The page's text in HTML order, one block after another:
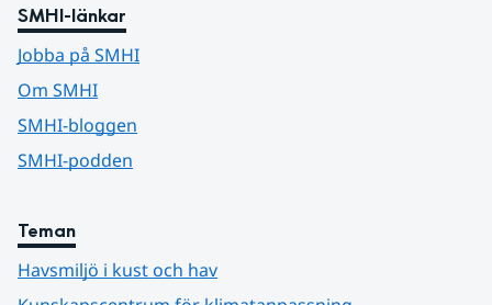
SMHI-länkar
Jobba på SMHI
Om SMHI
SMHI-bloggen
SMHI-podden
Teman
Havsmiljö i kust och hav